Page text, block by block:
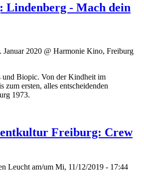
- Mach dein
Januar 2020 @ Harmonie Kino, Freiburg
und Biopic. Von der Kindheit im
zum ersten, alles entscheidenden
1973.
Freiburg: Crew
Leucht am/um Mi, 11/12/2019 - 17:44